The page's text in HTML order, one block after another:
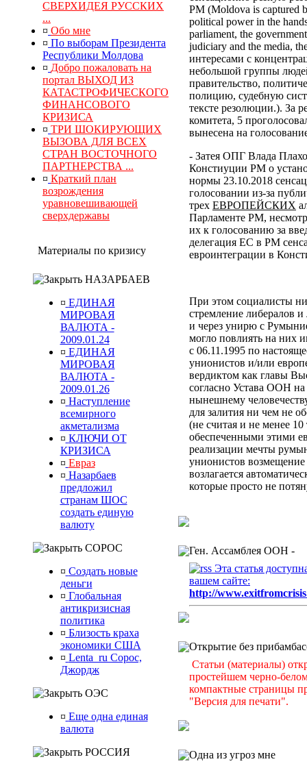
СВЕРХИДЕЯ РУССКИХ
...
¤ Обо мне
¤ По выборам Президента
Республики Молдова
¤ Добро пожаловать на
портал ВЫХОД ИЗ
КАТАСТРОФИЧЕСКОГО
ФИНАНСОВОГО
КРИЗИСА
¤ ТРИ ШОКИРУЮЩИХ
ВЫЗОВА ДЛЯ ВСЕХ
СТРАН ВОСТОЧНОГО
ПАРТНЕРСТВА ...
¤ Краткий план
возрождения
уравновешивающей
сверхдержавы
Материалы по кризису
НАЗАРБАЕВ
¤ ЕДИНАЯ
МИРОВАЯ
ВАЛЮТА -
2009.01.24
¤ ЕДИНАЯ
МИРОВАЯ
ВАЛЮТА -
2009.01.26
¤ Наступление
всемирного
акметализма
¤ КЛЮЧИ ОТ
КРИЗИСА
¤ Евраз
¤ Назарбаев
предложил
странам ШОС
создать единую
валюту
СОРОС
¤ Создать новые
деньги
¤ Глобальная
антикризисная
политика
¤ Близость краха
экономики США
¤ Lenta_ru Сорос,
Джордж
ОЭС
¤ Еще одна единая
валюта
РОССИЯ
РМ (Moldova is captured
political power in the
parliament, the
judiciary and the media,
интересами с
небольшой группы
правительство,
полицию, судебную
тексте резолюции.). За
комитета, 5
вынесена на
- Затея ОПГ Влада
Констиуции РМ о
нормы 23.10.2018
голосовании из-за
трех ЕВРОПЕЙСКИХ
Парламенте РМ,
их к голосованию за
делегация ЕС в РМ
евроинтеграции в
При этом социалисты
стремление либералов
и через унирю с
могло повлиять на них
с 06.11.1995 по
унионистов и/или
вердиктом как главы
согласно Устава ООН
нынешнему
для залития ни чем не
(не считая и не менее
обеспеченными этими
реализации мечты
унионистов возмещение
возлагается
которые просто не
Ген. Ассамблея ООН -
Эта статья
вашем сайте:
http://
Открытие без
Статьи (материалы)
простейшем черно-
компактные страницы
"Версия для печати".
Одна из угроз мне